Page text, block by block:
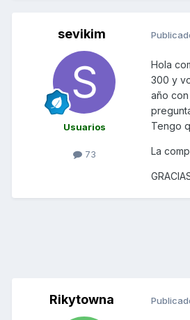
sevikim
Usuarios
73
Hola
300 y
año
Tengo
La
Rikytowna